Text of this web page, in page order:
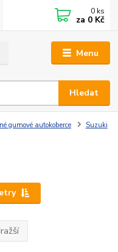
Menu
Hledat
0 ks
za 0 Kč
gumové autokoberce
Suzuki